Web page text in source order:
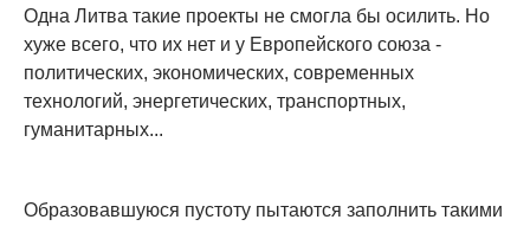
Одна Литва такие проекты не смогла бы осилить. Но
хуже всего, что их нет и у Европейского союза -
политических, экономических, современных
технологий, энергетических, транспортных,
гуманитарных...
Образовавшуюся пустоту пытаются заполнить такими